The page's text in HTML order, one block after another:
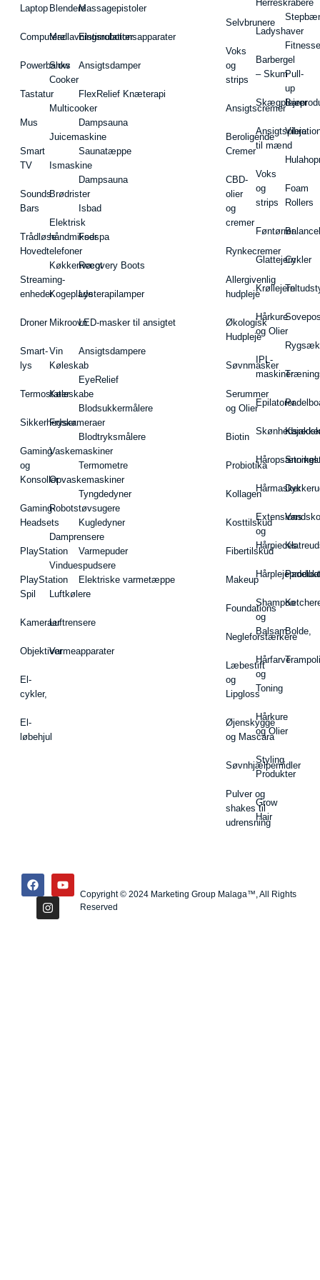
Laptop
Computere
Powerbanks
Tastatur
Mus
Smart
TV
Sounds
Bars
Trådløse
Hovedtelefoner
Streaming-
enheder
Droner
Smart-
lys
Termostater
Sikkerhedskameraer
Gaming
og
Konsoller
Gaming-
Headsets
PlayStation
PlayStation
Spil
Kameraer
Objektiver
El-
cykler,
El-
løbehjul
Blendere
Madlavningsrobotter
Slow
Cooker
Multicooker
Juicemaskine
Ismaskine
Brødrister
Elektrisk
håndmikser
Køkkenvægt
Kogeplade
Mikroovn
Vin
Køleskab
Køleskabe
Fryser
Vaskemaskiner
Opvaskemaskiner
Robotstøvsugere
Damprensere
Vinduespudsere
Luftkølere
Luftrensere
Varmeapparater
Massagepistoler
Elstimulationsapparater
Ansigtsdamper
FlexRelief Knæterapi
Dampsauna
Saunatæppe
Dampsauna
Isbad
Fodspa
Recovery Boots
Lysterapilamper
LED-masker til ansigtet
Ansigtsdampere
EyeRelief
Blodsukkermålere
Blodtryksmålere
Termometre
Tyngdedyner
Kugledyner
Varmepuder
Elektriske varmetæppe
Selvbrunere
Voks
og
strips
Ansigtscremer
Beroligende
Cremer
CBD-
olier
og
cremer
Rynkecremer
Allergivenlig
hudpleje
Økologisk
Hudpleje
Søvnmasker
Serummer
og Olier
Biotin
Probiotika
Kollagen
Kosttilskud
Fibertilskud
Makeup
Foundations
Negleforstærkere
Læbestift
og
Lipgloss
Øjenskygge
og Mascara
Søvnhjælpemidler
Pulver og
shakes til
udrensning
Herreskrabere
Ladyshaver
Barbergel
– Skum
Ansigtspleje
til mænd
Voks
og
strips
Føntørrer
Glattejern
Krøllejern
Hårkure
og Olier
IPL-
maskiner
Epilatorer
Hårmasker
Extensions
og
Hårpieces
Shampoo
og
Balsam
Hårfarve
og
Toning
Hårkure
og Olier
Styling
Produkter
Grow
Hair
Pull-
up
Barer
Foam
Rollers
Cykler
Vandsko
Bolde,
Copyright © 2024 Marketing Group Malaga™, All Rights
Reserved